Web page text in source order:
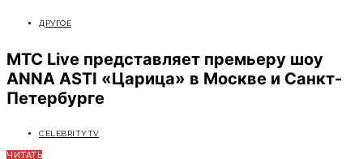
ДРУГОЕ
МТС Live представляет премьеру шоу
ANNA ASTI «Царица» в Москве и Санкт-
Петербурге
CELEBRITYTV
ЧИТАТЬ